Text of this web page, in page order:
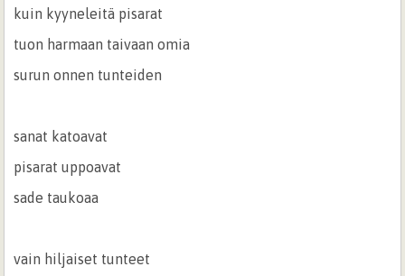
kuin kyyneleitä pisarat
tuon harmaan taivaan omia
surun onnen tunteiden
sanat katoavat
pisarat uppoavat
sade taukoaa
vain hiljaiset tunteet